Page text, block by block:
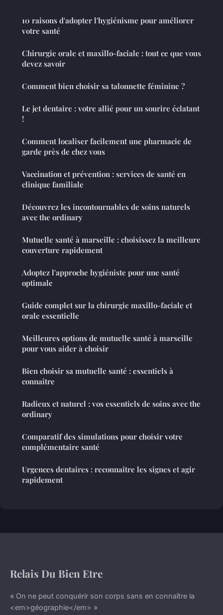
10 raisons d'adopter l'hygiénisme pour améliorer
votre santé
Chirurgie orale et maxillo-faciale : tout ce que vous
devez savoir
Comment bien choisir sa talonnette féminine ?
Le jet dentaire : votre allié pour un sourire éclatant
!
Comment localiser facilement une pharmacie de
garde près de chez vous
Vaccination et prévention : services de santé en
clinique familiale
Découvrez les incontournables de soins naturels
avec the ordinary
Mutuelle santé à marseille : choisissez la meilleure
couverture rapidement
Adoptez l'approche hygiéniste pour une santé
optimale
Guide complet sur la chirurgie maxillo-faciale et
orale essentielle
Meilleures options de mutuelle santé à marseille
pour vous aider à choisir
Bien choisir sa mutuelle santé : essentiels à
connaître
Radieux et naturel : vos essentiels de soins avec the
ordinary
Comparatif des simulations pour choisir votre
complémentaire santé
Urgences dentaires : reconnaître les signes et agir
rapidement
Relais Du Bien Etre
« On ne peut conquérir son corps sans en connaître la
<em>géographie</em> »